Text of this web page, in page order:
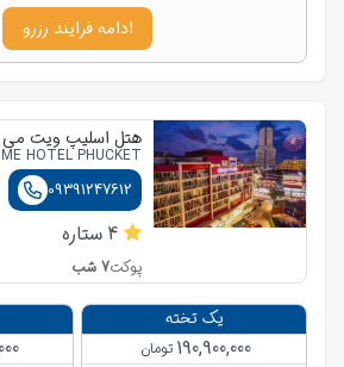
ادامه فرایند رزرو
هتل اسلیپ ویت
HOTEL PHUCKET
09391247612
4 ستاره
پوکت7 شب
یک تخته
190,900,000 تومان